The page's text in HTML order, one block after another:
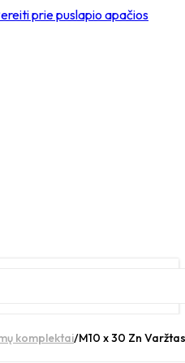
prie puslapio apačios
komplektai/M10 x 30 Zn